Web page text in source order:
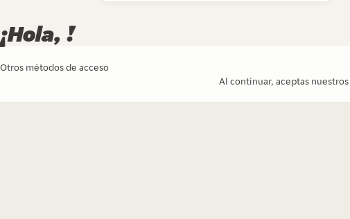
¡Hola, !
Otros métodos de acceso
Al continuar, aceptas nuestros